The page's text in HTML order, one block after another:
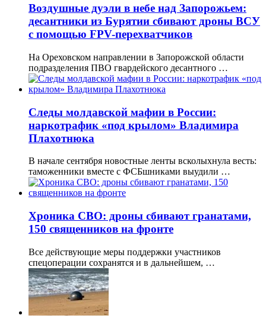
Воздушные дуэли в небе над Запорожьем:
десантники из Бурятии сбивают дроны ВСУ
с помощью FPV-перехватчиков
На Ореховском направлении в Запорожской области
подразделения ПВО гвардейского десантного …
Следы молдавской мафии в России:
наркотрафик «под крылом» Владимира
Плахотнюка
В начале сентября новостные ленты всколыхнула весть:
таможенники вместе с ФСБшниками выудили …
Хроника СВО: дроны сбивают гранатами,
150 священников на фронте
Все действующие меры поддержки участников
спецоперации сохранятся и в дальнейшем, …